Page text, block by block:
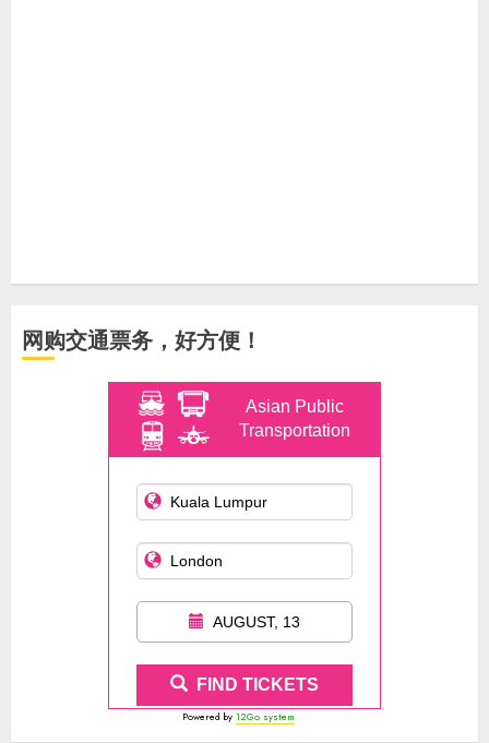
网购交通票务，好方便！
Asian Public
Transportation
AUGUST, 13
FIND TICKETS
Powered by 12Go system